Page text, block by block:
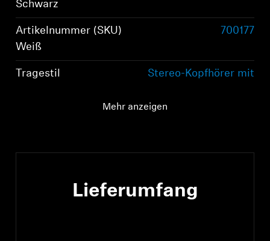
Schwarz
Artikelnummer (SKU)
Weiß
700177
Tragestil
Stereo-Kopfhörer mit
Mehr anzeigen
Lieferumfang